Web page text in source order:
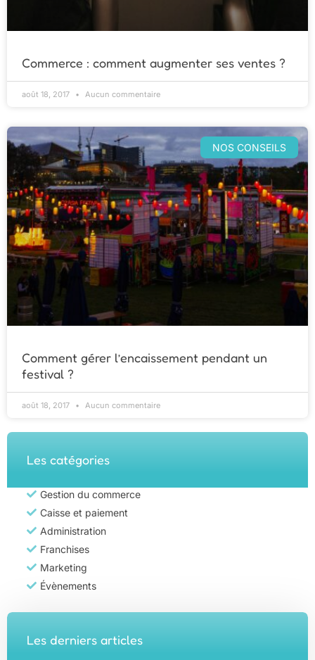
Commerce : comment augmenter ses ventes ?
août 18, 2017 Aucun commentaire
NOS CONSEILS
Comment gérer l’encaissement pendant un
festival ?
août 18, 2017 Aucun commentaire
Les catégories
Gestion du commerce
Caisse et paiement
Administration
Franchises
Marketing
Évènements
Les derniers articles